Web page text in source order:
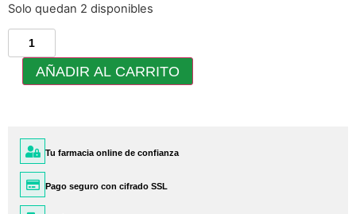
Solo quedan 2 disponibles
AÑADIR AL CARRITO
Tu farmacia online de confianza
Pago seguro con cifrado SSL